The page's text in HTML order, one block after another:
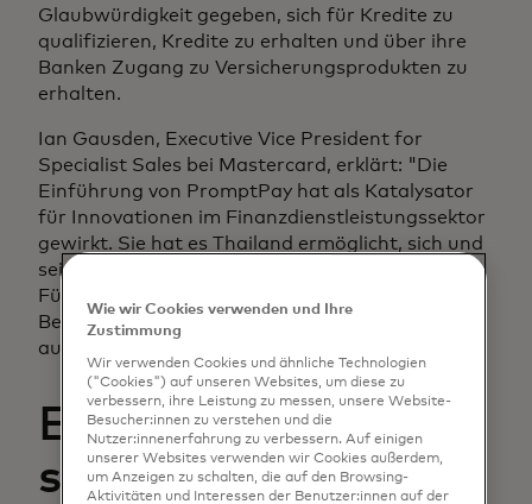
Glaubwürdigkeit gegeben, sich für Kredite zu
qualifizieren, Kredite zu erhalten und über ihre
Banken Zugang zu Versicherungsprodukten zu
erhalten.
Ian Gausden, Executive Vice President for
Specialist Sales bei Mastercard, erklärt: "Die
Einführung von PromptPay hat als Katalysator
für Innovationen im Finanzdienstleistungssektor
gewirkt. Sie hat es Thailand ermöglicht, sich und
seine Bevölkerung in eine regionale
Führungsposition zu katapultieren und ein
Beispiel für Entwicklungs- und Industrieländer
auf der ganzen Welt zu sein."
Einer der am
schnellsten
Wie wir Cookies verwenden und Ihre
Zustimmung
Wir verwenden Cookies und ähnliche Technologien
("Cookies") auf unseren Websites, um diese zu
verbessern, ihre Leistung zu messen, unsere Website-
Besucher:innen zu verstehen und die
Nutzer:innenerfahrung zu verbessern. Auf einigen
unserer Websites verwenden wir Cookies außerdem,
um Anzeigen zu schalten, die auf den Browsing-
Aktivitäten und Interessen der Benutzer:innen auf der